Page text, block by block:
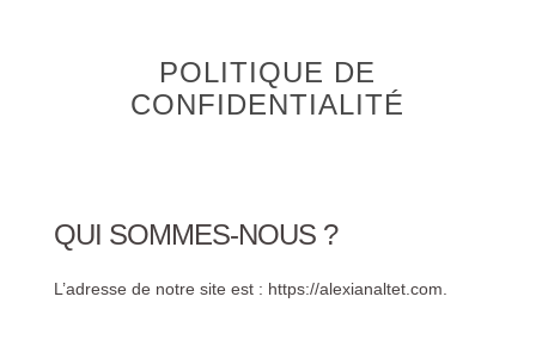
POLITIQUE DE
CONFIDENTIALITÉ
QUI SOMMES-NOUS ?
L’adresse de notre site est : https://alexianaltet.com.